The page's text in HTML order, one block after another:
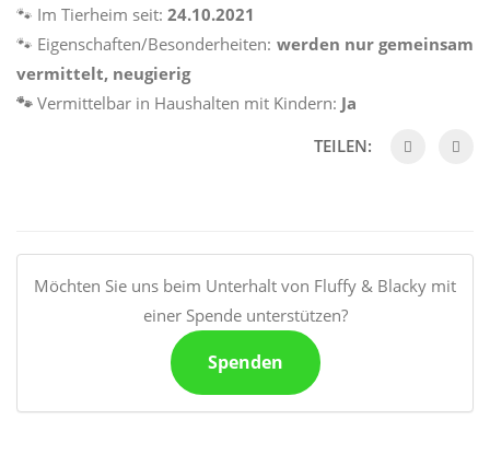
🐾 Im Tierheim seit: 24.10.2021
🐾 Eigenschaften/Besonderheiten: werden nur gemeinsam
vermittelt, neugierig
🐾 Vermittelbar in Haushalten mit Kindern: Ja
TEILEN:
Möchten Sie uns beim Unterhalt von Fluffy & Blacky mit
einer Spende unterstützen?
Spenden